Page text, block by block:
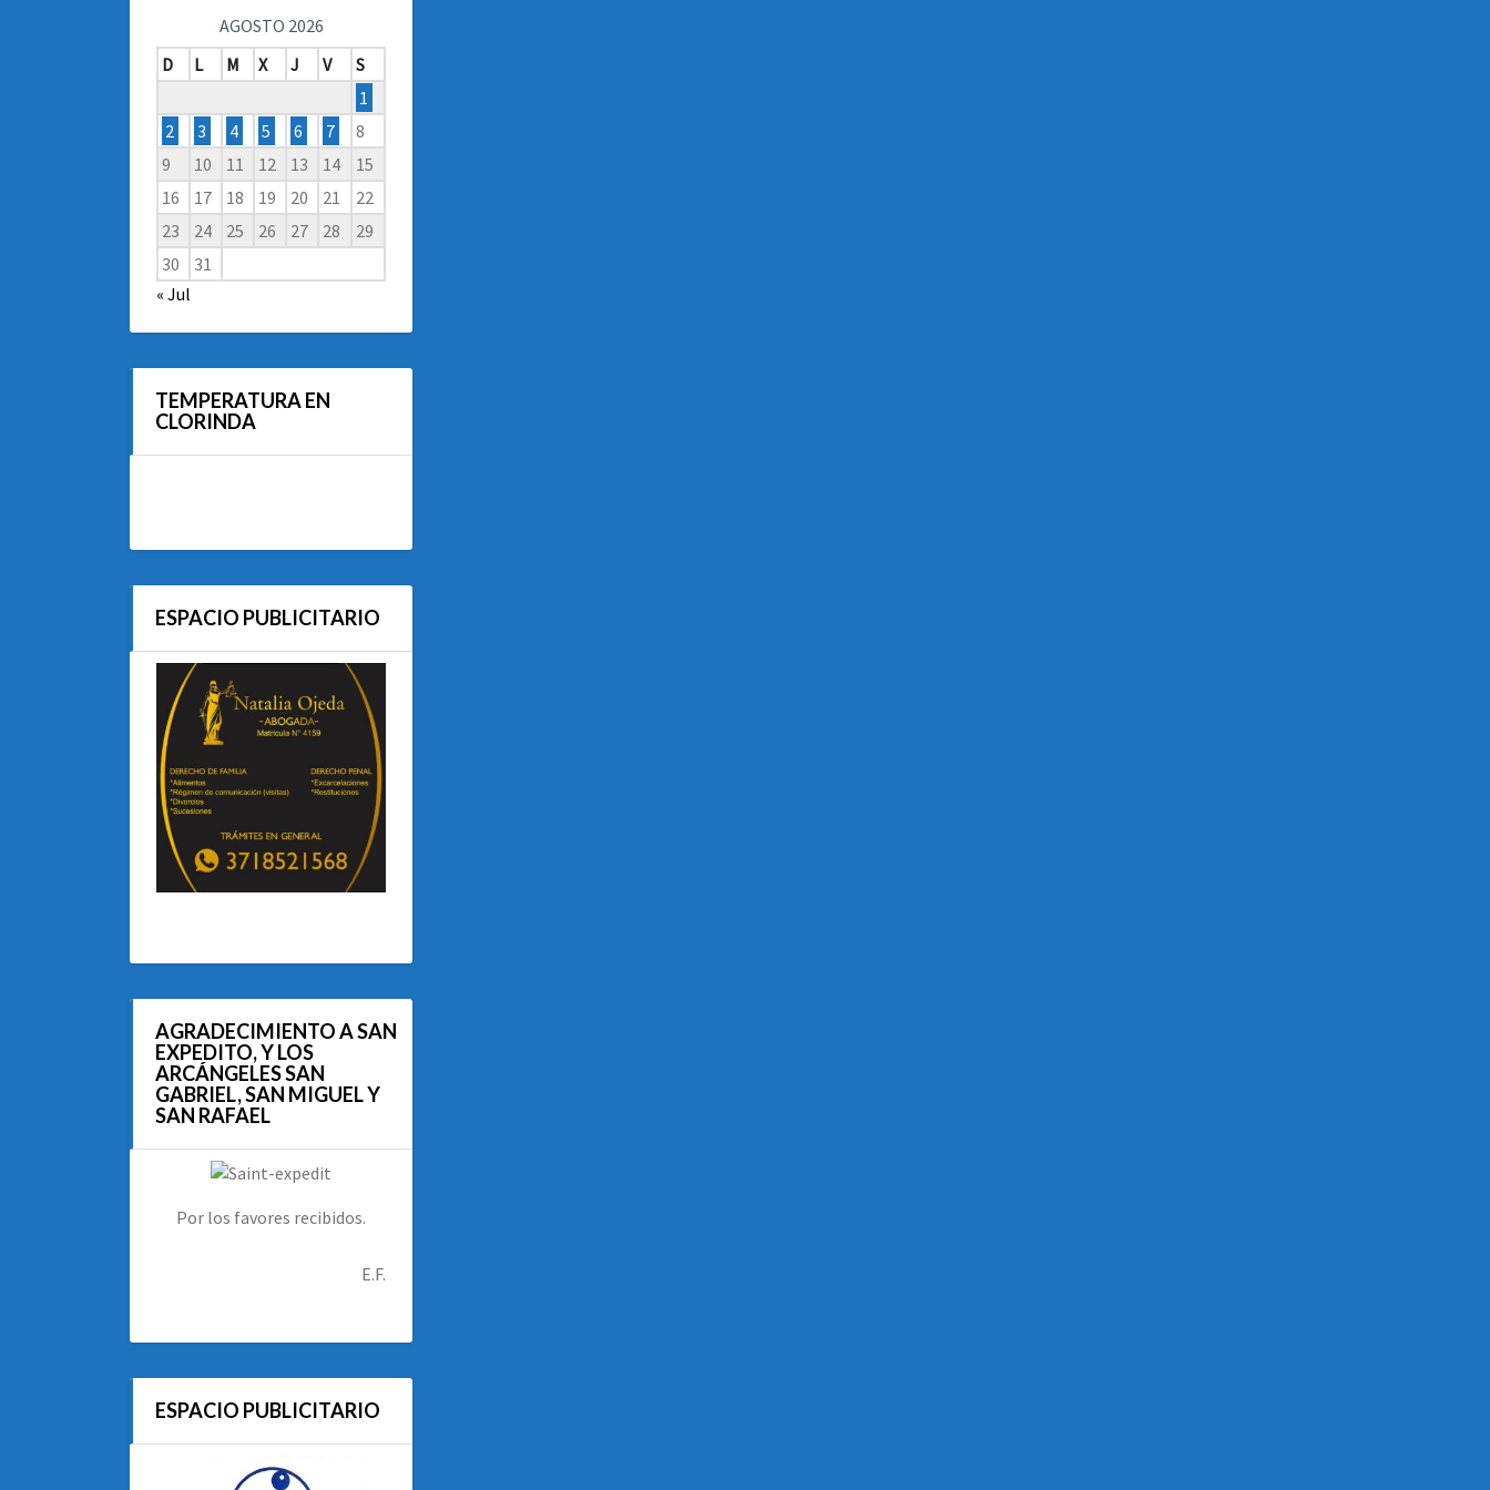
AGOSTO 2026
D
L M X J V
S
1
2
3 4 5 6 7
8
9
10 11 12 13 14
15
16
17 18 19 20 21
22
23
24 25 26 27 28
29
30
31
« Jul
TEMPERATURA EN
CLORINDA
ESPACIO PUBLICITARIO
AGRADECIMIENTO A SAN
EXPEDITO, Y LOS
ARCÁNGELES SAN
GABRIEL, SAN MIGUEL Y
SAN RAFAEL
Por los favores recibidos.
E.F.
ESPACIO PUBLICITARIO